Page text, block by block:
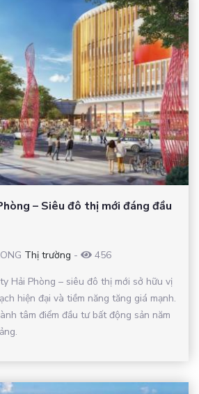
– Siêu đô thị mới đáng đầu
Thị trường -
456
Hải Phòng – siêu đô thị mới sở hữu vị
hiện đại và tiềm năng tăng giá mạnh.
tâm điểm đầu tư bất động sản năm